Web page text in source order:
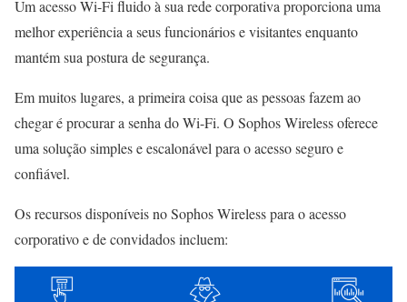
Um acesso Wi-Fi fluido à sua rede corporativa proporciona uma
melhor experiência a seus funcionários e visitantes enquanto
mantém sua postura de segurança.
Em muitos lugares, a primeira coisa que as pessoas fazem ao
chegar é procurar a senha do Wi-Fi. O Sophos Wireless oferece
uma solução simples e escalonável para o acesso seguro e
confiável.
Os recursos disponíveis no Sophos Wireless para o acesso
corporativo e de convidados incluem: